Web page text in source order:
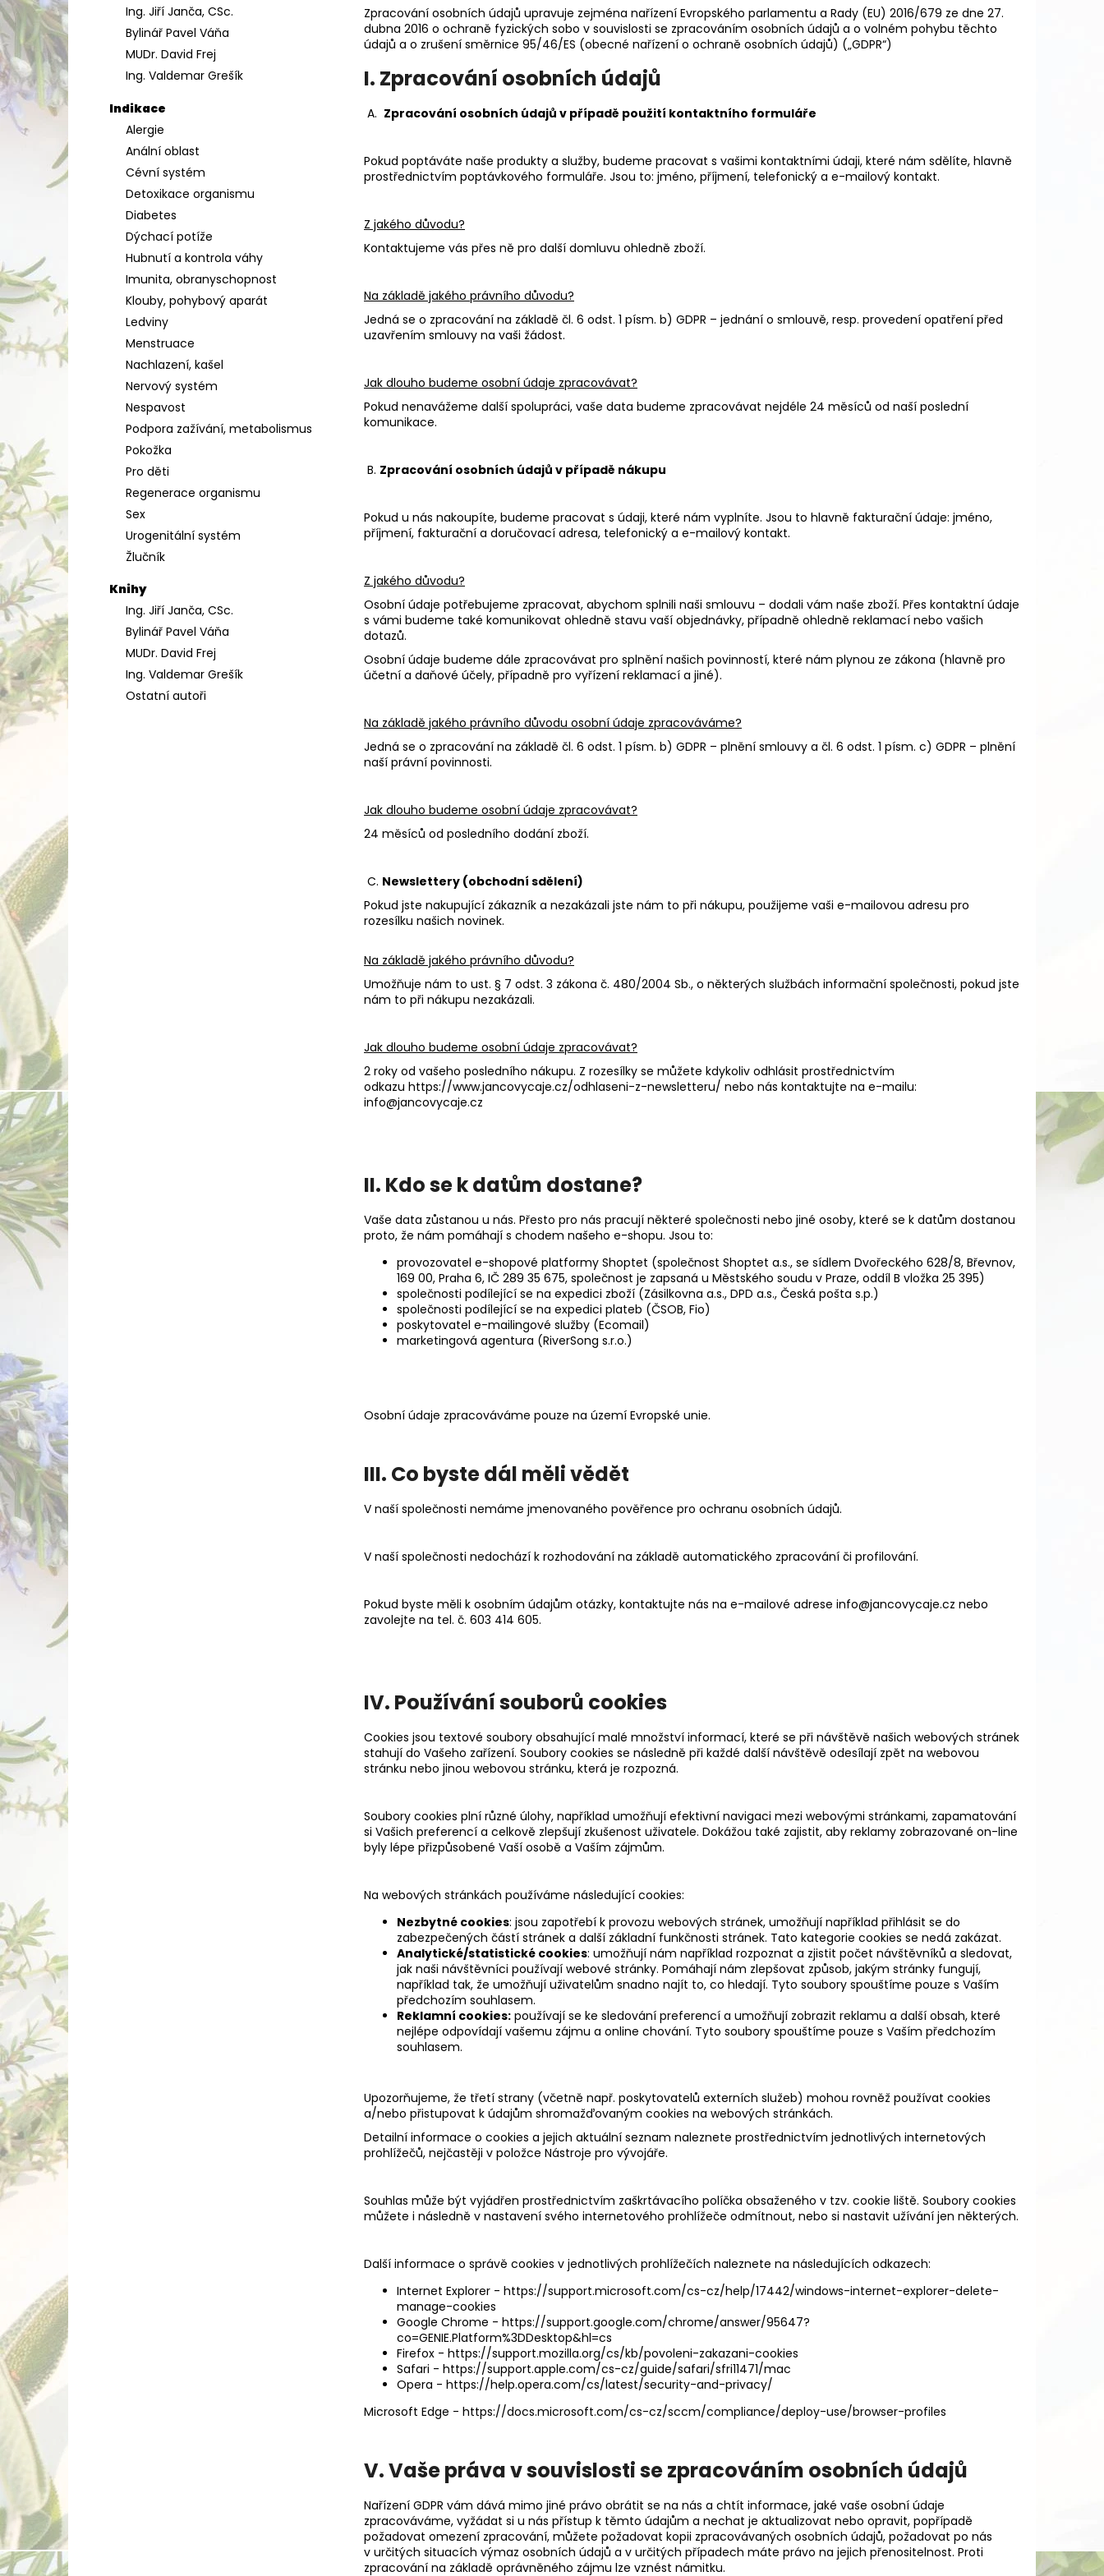
a
n
l
Ing. Jiří Janča, CSc.
Bylinář Pavel Váňa
MUDr. David Frej
Ing. Valdemar Grešík
Indikace
Alergie
Anální oblast
Cévní systém
Detoxikace organismu
Diabetes
Dýchací potíže
Hubnutí a kontrola váhy
Imunita, obranyschopnost
Klouby, pohybový aparát
Ledviny
Menstruace
Nachlazení, kašel
Nervový systém
Nespavost
Podpora zažívání, metabolismus
Pokožka
Pro děti
Regenerace organismu
Sex
Urogenitální systém
Žlučník
Knihy
Ing. Jiří Janča, CSc.
Bylinář Pavel Váňa
MUDr. David Frej
Ing. Valdemar Grešík
Ostatní autoři
Zpracování osobních údajů upravuje zejména nařízení Evropského parlamentu a Rady (EU) 2016/679 ze dne 27.
dubna 2016 o ochraně fyzických sobo v souvislosti se zpracováním osobních údajů a o volném pohybu těchto
údajů a o zrušení směrnice 95/46/ES (obecné nařízení o ochraně osobních údajů) („GDPR“)
I. Zpracování osobních údajů
A. Zpracování osobních údajů v případě použití kontaktního formuláře
Pokud poptáváte naše produkty a služby, budeme pracovat s vašimi kontaktními údaji, které nám sdělíte, hlavně
prostřednictvím poptávkového formuláře. Jsou to: jméno, příjmení, telefonický a e-mailový kontakt.
Z jakého důvodu?
Kontaktujeme vás přes ně pro další domluvu ohledně zboží.
Na základě jakého právního důvodu?
Jedná se o zpracování na základě čl. 6 odst. 1 písm. b) GDPR – jednání o smlouvě, resp. provedení opatření před
uzavřením smlouvy na vaši žádost.
Jak dlouho budeme osobní údaje zpracovávat?
Pokud nenavážeme další spolupráci, vaše data budeme zpracovávat nejdéle 24 měsíců od naší poslední
komunikace.
B. Zpracování osobních údajů v případě nákupu
Pokud u nás nakoupíte, budeme pracovat s údaji, které nám vyplníte. Jsou to hlavně fakturační údaje: jméno,
příjmení, fakturační a doručovací adresa, telefonický a e-mailový kontakt.
Z jakého důvodu?
Osobní údaje potřebujeme zpracovat, abychom splnili naši smlouvu – dodali vám naše zboží. Přes kontaktní údaje
s vámi budeme také komunikovat ohledně stavu vaší objednávky, případně ohledně reklamací nebo vašich
dotazů.
Osobní údaje budeme dále zpracovávat pro splnění našich povinností, které nám plynou ze zákona (hlavně pro
účetní a daňové účely, případně pro vyřízení reklamací a jiné).
Na základě jakého právního důvodu osobní údaje zpracováváme?
Jedná se o zpracování na základě čl. 6 odst. 1 písm. b) GDPR – plnění smlouvy a čl. 6 odst. 1 písm. c) GDPR – plnění
naší právní povinnosti.
Jak dlouho budeme osobní údaje zpracovávat?
24 měsíců od posledního dodání zboží.
C. Newslettery (obchodní sdělení)
Pokud jste nakupující zákazník a nezakázali jste nám to při nákupu, použijeme vaši e-mailovou adresu pro
rozesílku našich novinek.
Na základě jakého právního důvodu?
Umožňuje nám to ust. § 7 odst. 3 zákona č. 480/2004 Sb., o některých službách informační společnosti, pokud jste
nám to při nákupu nezakázali.
Jak dlouho budeme osobní údaje zpracovávat?
2 roky od vašeho posledního nákupu. Z rozesílky se můžete kdykoliv odhlásit prostřednictvím
odkazu https://www.jancovycaje.cz/odhlaseni-z-newsletteru/ nebo nás kontaktujte na e-mailu:
info@jancovycaje.cz
II. Kdo se k datům dostane?
Vaše data zůstanou u nás. Přesto pro nás pracují některé společnosti nebo jiné osoby, které se k datům dostanou
proto, že nám pomáhají s chodem našeho e-shopu. Jsou to:
provozovatel e-shopové platformy Shoptet (společnost Shoptet a.s., se sídlem Dvořeckého 628/8, Břevnov,
169 00, Praha 6, IČ 289 35 675, společnost je zapsaná u Městského soudu v Praze, oddíl B vložka 25 395)
společnosti podílející se na expedici zboží (Zásilkovna a.s., DPD a.s., Česká pošta s.p.)
společnosti podílející se na expedici plateb (ČSOB, Fio)
poskytovatel e-mailingové služby (Ecomail)
marketingová agentura (RiverSong s.r.o.)
Osobní údaje zpracováváme pouze na území Evropské unie.
III. Co byste dál měli vědět
V naší společnosti nemáme jmenovaného pověřence pro ochranu osobních údajů.
V naší společnosti nedochází k rozhodování na základě automatického zpracování či profilování.
Pokud byste měli k osobním údajům otázky, kontaktujte nás na e-mailové adrese info@jancovycaje.cz nebo
zavolejte na tel. č. 603 414 605.
IV. Používání souborů cookies
Cookies jsou textové soubory obsahující malé množství informací, které se při návštěvě našich webových stránek
stahují do Vašeho zařízení. Soubory cookies se následně při každé další návštěvě odesílají zpět na webovou
stránku nebo jinou webovou stránku, která je rozpozná.
Soubory cookies plní různé úlohy, například umožňují efektivní navigaci mezi webovými stránkami, zapamatování
si Vašich preferencí a celkově zlepšují zkušenost uživatele. Dokážou také zajistit, aby reklamy zobrazované on-line
byly lépe přizpůsobené Vaší osobě a Vaším zájmům.
Na webových stránkách používáme následující cookies:
Nezbytné cookies: jsou zapotřebí k provozu webových stránek, umožňují například přihlásit se do
zabezpečených částí stránek a další základní funkčnosti stránek. Tato kategorie cookies se nedá zakázat.
Analytické/statistické cookies: umožňují nám například rozpoznat a zjistit počet návštěvníků a sledovat,
jak naši návštěvníci používají webové stránky. Pomáhají nám zlepšovat způsob, jakým stránky fungují,
například tak, že umožňují uživatelům snadno najít to, co hledají. Tyto soubory spouštíme pouze s Vaším
předchozím souhlasem.
Reklamní cookies: používají se ke sledování preferencí a umožňují zobrazit reklamu a další obsah, které
nejlépe odpovídají vašemu zájmu a online chování. Tyto soubory spouštíme pouze s Vaším předchozím
souhlasem.
Upozorňujeme, že třetí strany (včetně např. poskytovatelů externích služeb) mohou rovněž používat cookies
a/nebo přistupovat k údajům shromažďovaným cookies na webových stránkách.
Detailní informace o cookies a jejich aktuální seznam naleznete prostřednictvím jednotlivých internetových
prohlížečů, nejčastěji v položce Nástroje pro vývojáře.
Souhlas může být vyjádřen prostřednictvím zaškrtávacího políčka obsaženého v tzv. cookie liště. Soubory cookies
můžete i následně v nastavení svého internetového prohlížeče odmítnout, nebo si nastavit užívání jen některých.
Další informace o správě cookies v jednotlivých prohlížečích naleznete na následujících odkazech:
Internet Explorer - https://support.microsoft.com/cs-cz/help/17442/windows-internet-explorer-delete-
manage-cookies
Google Chrome - https://support.google.com/chrome/answer/95647?
co=GENIE.Platform%3DDesktop&hl=cs
Firefox - https://support.mozilla.org/cs/kb/povoleni-zakazani-cookies
Safari - https://support.apple.com/cs-cz/guide/safari/sfri11471/mac
Opera - https://help.opera.com/cs/latest/security-and-privacy/
Microsoft Edge - https://docs.microsoft.com/cs-cz/sccm/compliance/deploy-use/browser-profiles
V. Vaše práva v souvislosti se zpracováním osobních údajů
Nařízení GDPR vám dává mimo jiné právo obrátit se na nás a chtít informace, jaké vaše osobní údaje
zpracováváme, vyžádat si u nás přístup k těmto údajům a nechat je aktualizovat nebo opravit, popřípadě
požadovat omezení zpracování, můžete požadovat kopii zpracovávaných osobních údajů, požadovat po nás
v určitých situacích výmaz osobních údajů a v určitých případech máte právo na jejich přenositelnost. Proti
zpracování na základě oprávněného zájmu lze vznést námitku.